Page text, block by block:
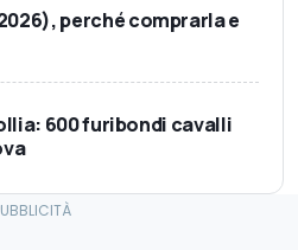
perché comprarla e
600 furibondi cavalli